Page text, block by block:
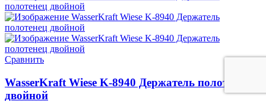
Сравнить
WasserKraft Wiese K-8940 Держатель полотенец
двойной